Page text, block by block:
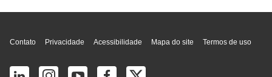
Contato Privacidade Acessibilidade Mapa do site Termos de uso